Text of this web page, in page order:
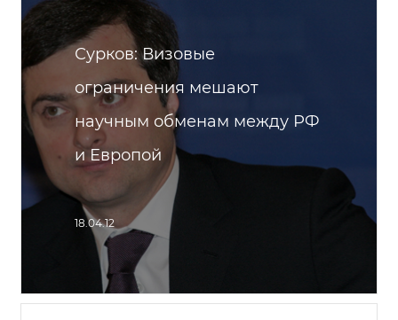
Сурков: Визовые
ограничения мешают
научным обменам между РФ
и Европой
18.04.12